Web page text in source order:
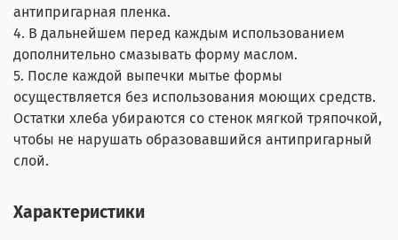
антипригарная пленка.
4. В дальнейшем перед каждым использованием
дополнительно смазывать форму маслом.
5. После каждой выпечки мытье формы
осуществляется без использования моющих средств.
Остатки хлеба убираются со стенок мягкой тряпочкой,
чтобы не нарушать образовавшийся антипригарный
слой.
Характеристики